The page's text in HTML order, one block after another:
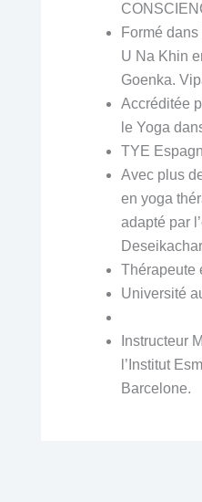
Formé
U Na Khin
Goenka.
Accréditée
le Yoga
TYE
Avec plus
en yoga
adapté par
Thérapeute
Université
Instructeur
l’Institut
Barcelone.